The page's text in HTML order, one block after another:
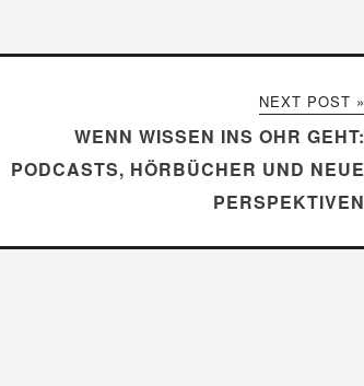
NEXT POST »
WENN WISSEN INS OHR GEHT:
PODCASTS, HÖRBÜCHER UND NEUE
PERSPEKTIVEN